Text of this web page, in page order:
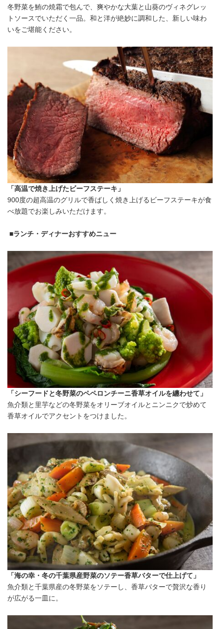
冬野菜を鮪の焼霜で包んで、爽やかな大葉と山葵のヴィネグレッ
トソースでいただく一品。和と洋が絶妙に調和した、新しい味わ
いをご堪能ください。
「高温で焼き上げたビーフステーキ」
900度の超高温のグリルで香ばしく焼き上げるビーフステーキが食
べ放題でお楽しみいただけます。
■ランチ・ディナーおすすめニュー
「シーフードと冬野菜のペペロンチーニ香草オイルを纏わせて」
魚介類と里芋などの冬野菜をオリーブオイルとニンニクで炒めて
香草オイルでアクセントをつけました。
「海の幸・冬の千葉県産野菜のソテー香草バターで仕上げて」
魚介類と千葉県産の冬野菜をソテーし、香草バターで贅沢な香り
が広がる一皿に。